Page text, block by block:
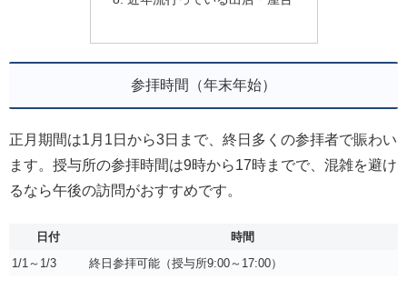
参拝時間（年末年始）
正月期間は1月1日から3日まで、終日多くの参拝者で賑わい
ます。授与所の参拝時間は9時から17時までで、混雑を避け
るなら午後の訪問がおすすめです。
日付
時間
1/1～1/3
終日参拝可能（授与所9:00～17:00）